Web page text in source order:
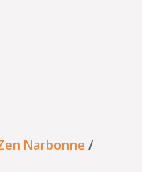
Narbonne /